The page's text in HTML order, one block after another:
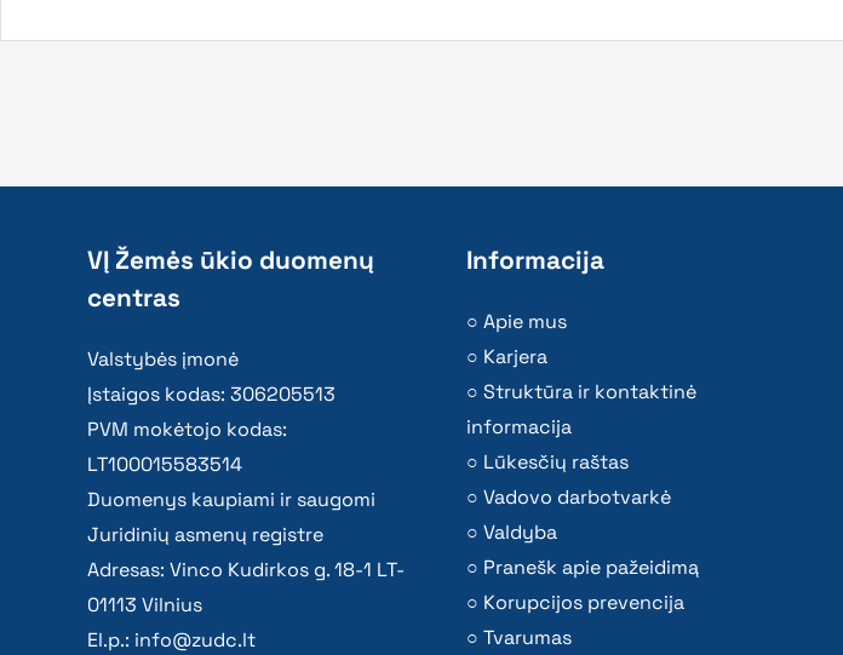
VĮ Žemės ūkio duomenų
centras
Valstybės įmonė
Įstaigos kodas: 306205513
PVM mokėtojo kodas:
LT100015583514
Duomenys kaupiami ir saugomi
Juridinių asmenų registre
Adresas: Vinco Kudirkos g. 18-1 LT-
01113 Vilnius
El.p.: info@zudc.lt
Informacija
Apie mus
Karjera
Struktūra ir kontaktinė
informacija
Lūkesčių raštas
Vadovo darbotvarkė
Valdyba
Pranešk apie pažeidimą
Korupcijos prevencija
Tvarumas